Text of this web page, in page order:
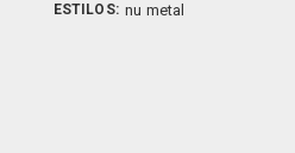
ESTILOS: nu metal